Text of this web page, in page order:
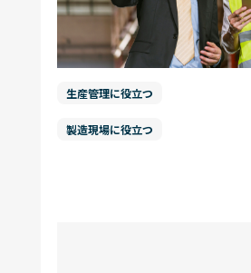
生産管理に役立つ
製造現場に役立つ